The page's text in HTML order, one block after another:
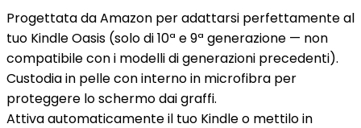
Progettata da Amazon per adattarsi perfettamente al
tuo Kindle Oasis (solo di 10ª e 9ª generazione — non
compatibile con i modelli di generazioni precedenti).
Custodia in pelle con interno in microfibra per
proteggere lo schermo dai graffi.
Attiva automaticamente il tuo Kindle o mettilo in